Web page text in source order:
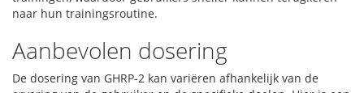
naar hun trainingsroutine.
Aanbevolen dosering
De dosering van GHRP-2 kan variëren afhankelijk van de